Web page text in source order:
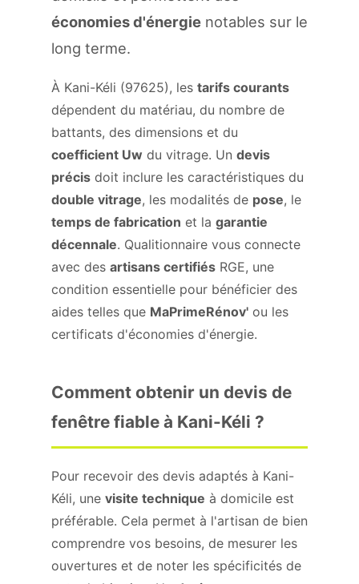
économies d'énergie notables sur le
long terme.
À Kani-Kéli (97625), les tarifs courants
dépendent du matériau, du nombre de
battants, des dimensions et du
coefficient Uw du vitrage. Un devis
précis doit inclure les caractéristiques du
double vitrage, les modalités de pose, le
temps de fabrication et la garantie
décennale. Qualitionnaire vous connecte
avec des artisans certifiés RGE, une
condition essentielle pour bénéficier des
aides telles que MaPrimeRénov' ou les
certificats d'économies d'énergie.
Comment obtenir un devis de
fenêtre fiable à Kani-Kéli ?
Pour recevoir des devis adaptés à Kani-
Kéli, une visite technique à domicile est
préférable. Cela permet à l'artisan de bien
comprendre vos besoins, de mesurer les
ouvertures et de noter les spécificités de